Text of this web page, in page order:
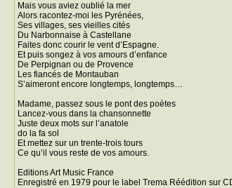
Mais vous aviez oublié la mer
Alors racontez-moi les Pyrénées,
Ses villages, ses vieilles cités
Du Narbonnaise à Castellane
Faites donc courir le vent d’Espagne.
Et puis songez à vos amours d’enfance
De Perpignan ou de Provence
Les fiancés de Montauban
S’aimeront encore longtemps, longtemps…
Madame, passez sous le pont des poètes
Lancez-vous dans la chansonnette
Juste deux mots sur l’anatole
do la fa sol
Et mettez sur un trente-trois tours
Ce qu’il vous reste de vos amours.
Editions Art Music France
Enregistré en 1979 pour le label Trema Réédition sur